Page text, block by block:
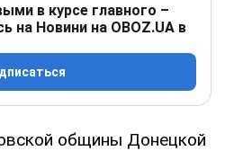
в курсе главного –
на Новини на OBOZ.UA в
общины Донецкой